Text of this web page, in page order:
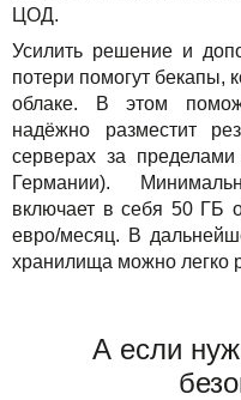
ЦОД.
Усилить решение и
потери помогут бекапы,
облаке. В этом
надёжно разместит
серверах за
Германии).
включает в себя 50 ГБ
евро/месяц. В
хранилища можно легко
А если